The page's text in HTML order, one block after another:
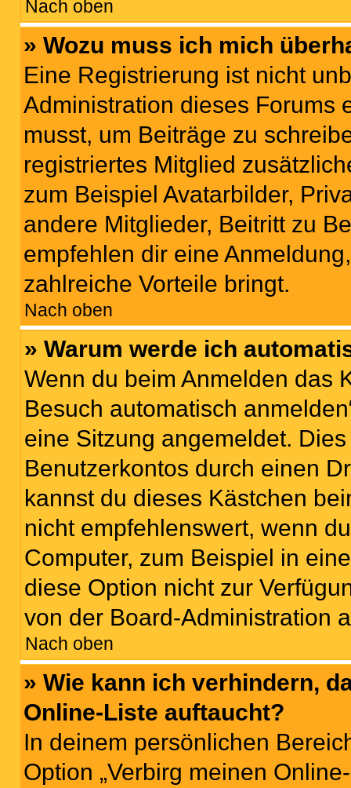
Nach oben
» Wozu muss ich mich
Eine Registrierung ist nicht
Administration dieses Forums
musst, um Beiträge zu
registriertes Mitglied
zum Beispiel Avatarbilder,
andere Mitglieder, Beitritt zu
empfehlen dir eine
zahlreiche Vorteile bringt.
Nach oben
» Warum werde ich
Wenn du beim Anmelden das
Besuch automatisch
eine Sitzung angemeldet.
Benutzerkontos durch einen
kannst du dieses Kästchen
nicht empfehlenswert, wenn
Computer, zum Beispiel in
diese Option nicht zur
von der Board-Administration
Nach oben
» Wie kann ich verhindern,
Online-Liste auftaucht?
In deinem persönlichen
Option „Verbirg meinen